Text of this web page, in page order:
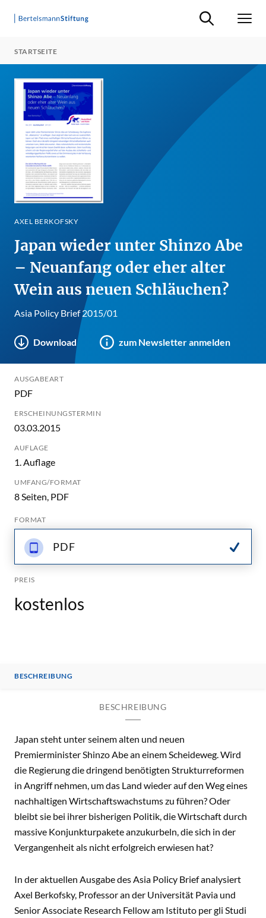
Suche ein-/
STARTSEITE
AXEL BERKOFSKY
Japan wieder unter Shinzo Abe
– Neuanfang oder eher alter
Wein aus neuen Schläuchen?
Asia Policy Brief 2015/01
Download zum Newsletter anmelden
AUSGABEART
PDF
ERSCHEINUNGSTERMIN
03.03.2015
AUFLAGE
1. Auflage
UMFANG/FORMAT
8 Seiten, PDF
FORMAT
PDF
PREIS
kostenlos
BESCHREIBUNG
BESCHREIBUNG
Japan steht unter seinem alten und neuen
Premierminister Shinzo Abe an einem Scheideweg. Wird
die Regierung die dringend benötigten Strukturreformen
in Angriff nehmen, um das Land wieder auf den Weg eines
nachhaltigen Wirtschaftswachstums zu führen? Oder
bleibt sie bei ihrer bisherigen Politik, die Wirtschaft durch
massive Konjunkturpakete anzukurbeln, die sich in der
Vergangenheit als nicht erfolgreich erwiesen hat?
In der aktuellen Ausgabe des Asia Policy Brief analysiert
Axel Berkofsky, Professor an der Universität Pavia und
Senior Associate Research Fellow am Istituto per gli Studi